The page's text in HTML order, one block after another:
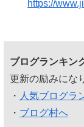
https://
ブログランキン
更新の励みにな
・ 人気ブログラ
・ ブログ村へ